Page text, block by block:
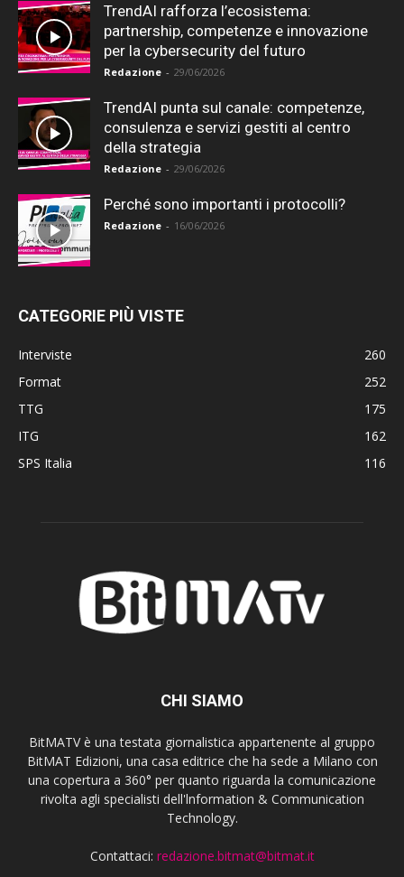
TrendAI rafforza l’ecosistema:
partnership, competenze e innovazione
per la cybersecurity del futuro
Redazione - 29/06/2026
TrendAI punta sul canale: competenze,
consulenza e servizi gestiti al centro
della strategia
Redazione - 29/06/2026
Perché sono importanti i protocolli?
Redazione - 16/06/2026
CATEGORIE PIÙ VISTE
Interviste
260
Format
252
TTG
175
ITG
162
SPS Italia
116
CHI SIAMO
BitMATV è una testata giornalistica appartenente al gruppo
BitMAT Edizioni, una casa editrice che ha sede a Milano con
una copertura a 360° per quanto riguarda la comunicazione
rivolta agli specialisti dell'lnformation & Communication
Technology.
Contattaci: redazione.bitmat@bitmat.it